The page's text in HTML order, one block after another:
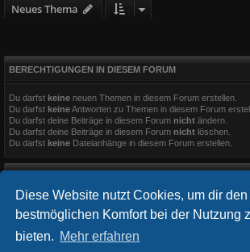
Diese Website nutzt Cookies, um dir den
bestmöglichen Komfort bei der Nutzung
bieten. Mehr erfahren
Neues Thema
BERECHTIGUNGEN IN DIESEM FORUM
Du darfst keine neuen Themen in diesem Forum erstellen.
Du darfst keineAntworten zu Themen in diesem Forum
Du darfst deine Beiträge in diesem Forum nicht ändern.
Du darfst deine Beiträge in diesem Forum nicht löschen.
Du darfst keine Dateianhänge in diesem Forum erstellen.
Startseite Foren-Übersicht